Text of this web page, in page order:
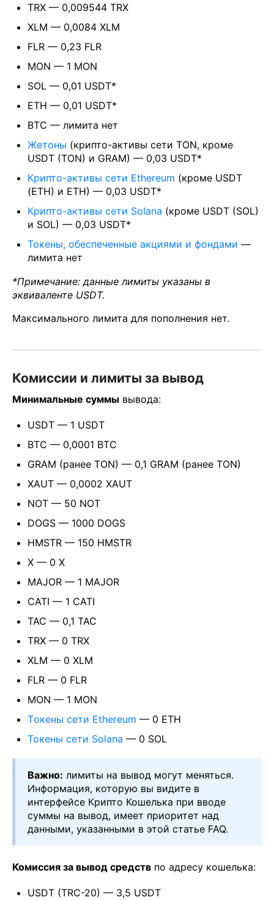
TRX — 0,009544 TRX
XLM — 0,0084 XLM
FLR — 0,23 FLR
MON — 1 MON
SOL — 0,01 USDT*
ETH — 0,01 USDT*
BTC — лимита нет
Жетоны (крипто-активы сети TON, кроме
USDT (TON) и GRAM) — 0,03 USDT*
Крипто-активы сети Ethereum (кроме USDT
(ETH) и ETH) — 0,03 USDT*
Крипто-активы сети Solana (кроме USDT (SOL)
и SOL) — 0,03 USDT*
Токены, обеспеченные акциями и фондами —
лимита нет
*Примечание: данные лимиты указаны в
эквиваленте USDT.
Максимального лимита для пополнения нет.
Комиссии и лимиты за вывод
Минимальные суммы вывода:
USDT — 1 USDT
BTC — 0,0001 BTC
GRAM (ранее TON) — 0,1 GRAM (ранее TON)
XAUT — 0,0002 XAUT
NOT — 50 NOT
DOGS — 1000 DOGS
HMSTR — 150 HMSTR
X — 0 X
MAJOR — 1 MAJOR
CATI — 1 CATI
TAC — 0,1 TAC
TRX — 0 TRX
XLM — 0 XLM
FLR — 0 FLR
MON — 1 MON
Tокены сети Ethereum — 0 ETH
Токены сети Solana — 0 SOL
Важно: лимиты на вывод могут меняться.
Информация, которую вы видите в
интерфейсе Крипто Кошелька при вводе
суммы на вывод, имеет приоритет над
данными, указанными в этой статье FAQ.
Комиссия за вывод средств по адресу кошелька:
USDT (TRC-20) — 3,5 USDT